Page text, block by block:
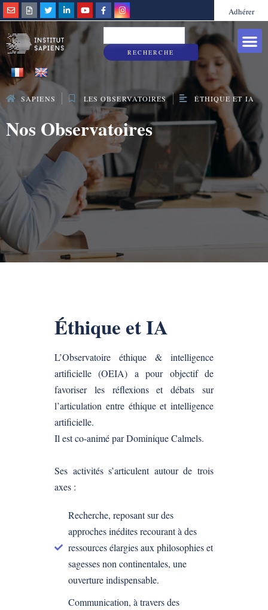
Adhérer
RECHERCHE
SAPIENS LES OBSERVATOIRES ÉTHIQUE ET IA
Nos Observatoires
Éthique et IA
L’Observatoire éthique & intelligence
artificielle (OEIA) a pour objectif de
favoriser les réflexions et débats sur
l’articulation entre éthique et intelligence
artificielle.
Il est co-animé par Dominique Calmels.
Ses activités s’articulent autour de trois
axes :
Recherche, reposant sur des
approches inédites recourant à des
ressources élargies aux philosophies et
sagesses non continentales, une
ouverture indispensable.
Communication, à travers des